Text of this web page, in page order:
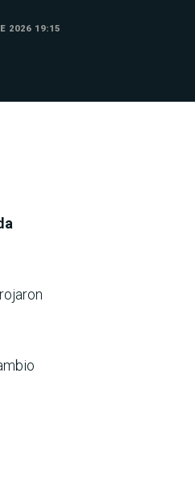
2026 19:15